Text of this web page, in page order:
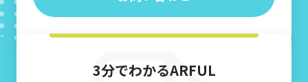
3分でわかるARFUL